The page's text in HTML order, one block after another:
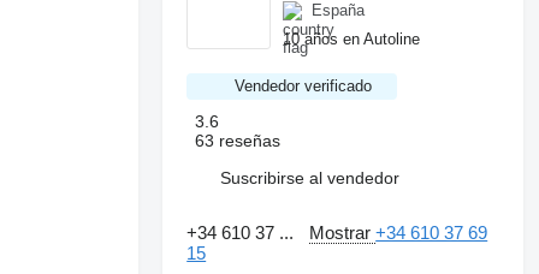
España
10 años en Autoline
Vendedor verificado
3.6
63 reseñas
Suscribirse al vendedor
+34 610 37 ... Mostrar+34 610 37 69
15